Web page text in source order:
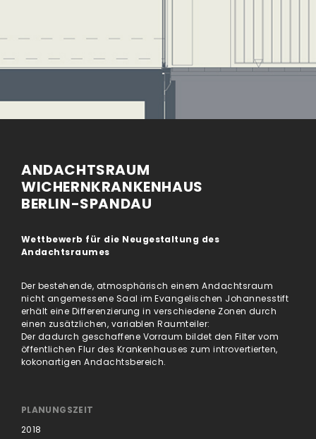
ANDACHTSRAUM
WICHERNKRANKENHAUS
BERLIN-SPANDAU
Wettbewerb für die Neugestaltung des
Andachtsraumes
Der bestehende, atmosphärisch einem Andachtsraum
nicht angemessene Saal im Evangelischen Johannesstift
erhält eine Differenzierung in verschiedene Zonen durch
einen zusätzlichen, variablen Raumteiler:
Der dadurch geschaffene Vorraum bildet den Filter vom
öffentlichen Flur des Krankenhauses zum introvertierten,
kokonartigen Andachtsbereich.
PLANUNGSZEIT
2018